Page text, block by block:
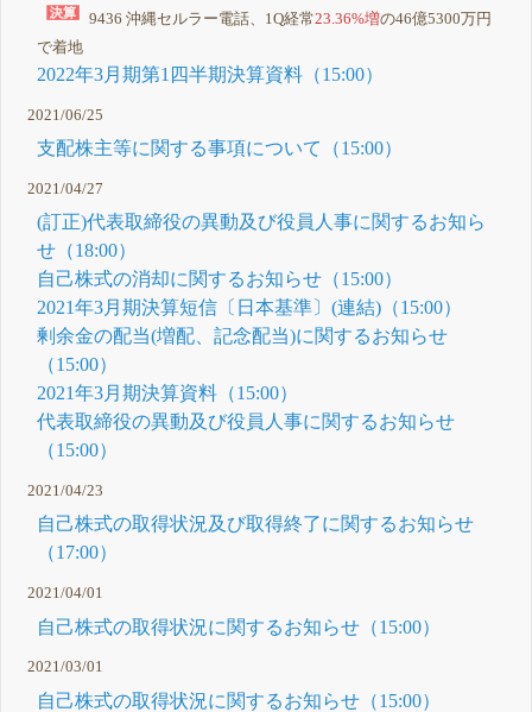
9436 沖縄セルラー電話、1Q経常23.36%増の46億5300万円
で着地
2022年3月期第1四半期決算資料（15:00）
2021/06/25
支配株主等に関する事項について（15:00）
2021/04/27
(訂正)代表取締役の異動及び役員人事に関するお知ら
せ（18:00）
自己株式の消却に関するお知らせ（15:00）
2021年3月期決算短信〔日本基準〕(連結)（15:00）
剰余金の配当(増配、記念配当)に関するお知らせ
（15:00）
2021年3月期決算資料（15:00）
代表取締役の異動及び役員人事に関するお知らせ
（15:00）
2021/04/23
自己株式の取得状況及び取得終了に関するお知らせ
（17:00）
2021/04/01
自己株式の取得状況に関するお知らせ（15:00）
2021/03/01
自己株式の取得状況に関するお知らせ（15:00）